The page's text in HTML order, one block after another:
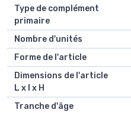
Type de complément
primaire
Nombre d'unités
Forme de l'article
Dimensions de l'article
L x l x H
Tranche d'âge